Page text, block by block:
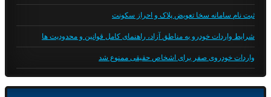
ثبت نام سامانه سخا تعویض پلاک و احراز سکونت
شرایط واردات خودرو به مناطق آزاد، راهنمای کامل قوانین و محدودیت ها
واردات خودروی صفر برای اشخاص حقیقی ممنوع شد